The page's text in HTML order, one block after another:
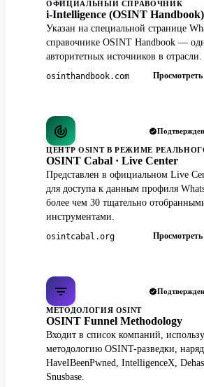
ОФИЦИАЛЬНЫЙ СПРАВОЧНИК
i-Intelligence (OSINT Handbook)
Указан на специальной странице
справочнике OSINT Handbook —
авторитетных источников в отрасли.
osinthandbook.com
ЦЕНТР OSINT В РЕЖИМЕ
OSINT Cabal · Live Center
Представлен в официальном Live
для доступа к данным профиля
более чем 30 тщательно
инструментами.
osintcabal.org
МЕТОДОЛОГИЯ OSINT
OSINT Funnel Methodology
Входит в список компаний,
методологию OSINT-разведки,
HaveIBeenPwned, IntelligenceX,
Snusbase.